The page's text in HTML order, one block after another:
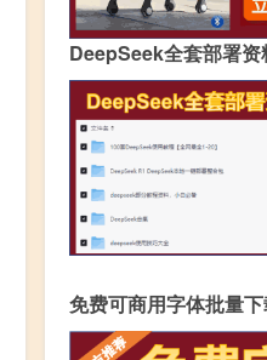
DeepSeek全套部署资
免费可商用字体批量